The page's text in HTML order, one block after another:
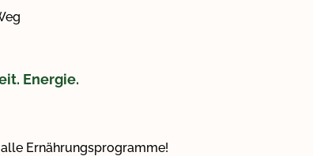
Energie.
Ernährungsprogramme!